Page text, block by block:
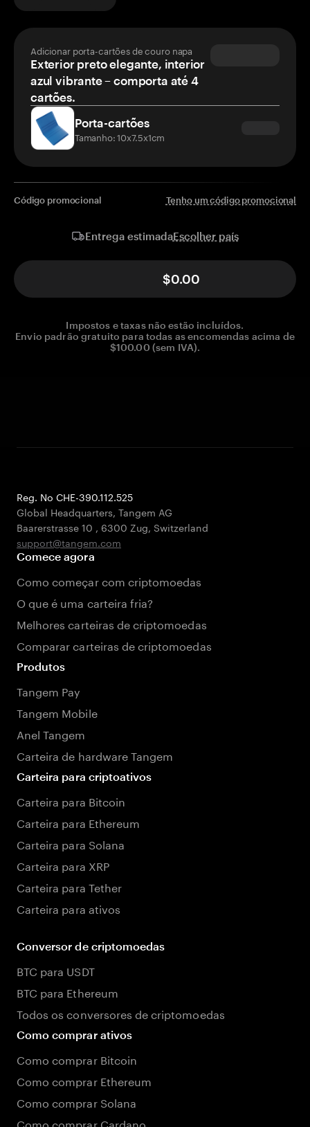
Adicionar porta-cartões de couro napa
Exterior preto elegante, interior
azul vibrante – comporta até 4
cartões.
Porta-cartões
Tamanho: 10x7.5x1cm
Código promocional Tenho um código promocional
Entrega estimadaEscolher país
$0.00
Impostos e taxas não estão incluídos.
Envio padrão gratuito para todas as encomendas acima de
$100.00 (sem IVA).
Reg. No CHE-390.112.525
Global Headquarters, Tangem AG
Baarerstrasse 10 , 6300 Zug, Switzerland
support@tangem.com
Comece agora
Como começar com criptomoedas
O que é uma carteira fria?
Melhores carteiras de criptomoedas
Comparar carteiras de criptomoedas
Produtos
Tangem Pay
Tangem Mobile
Anel Tangem
Carteira de hardware Tangem
Carteira para criptoativos
Carteira para Bitcoin
Carteira para Ethereum
Carteira para Solana
Carteira para XRP
Carteira para Tether
Carteira para ativos
Conversor de criptomoedas
BTC para USDT
BTC para Ethereum
Todos os conversores de criptomoedas
Como comprar ativos
Como comprar Bitcoin
Como comprar Ethereum
Como comprar Solana
Como comprar Cardano